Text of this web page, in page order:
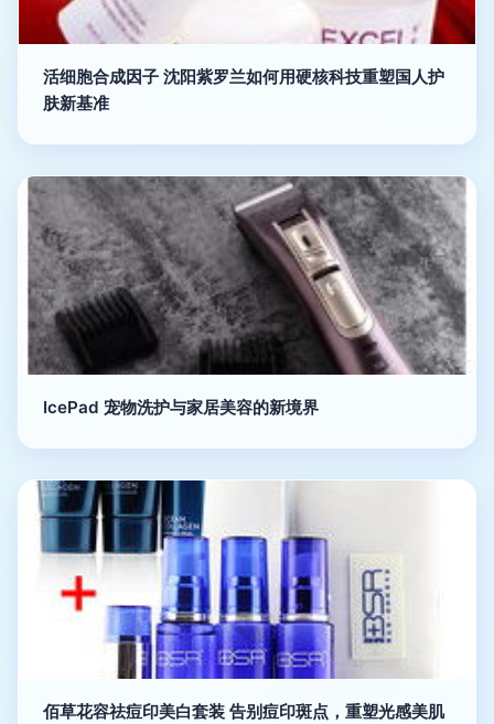
活细胞合成因子 沈阳紫罗兰如何用硬核科技重塑国人护
肤新基准
IcePad 宠物洗护与家居美容的新境界
佰草花容祛痘印美白套装 告别痘印斑点，重塑光感美肌